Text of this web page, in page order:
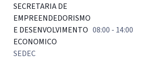
SECRETARIA DE
EMPREENDEDORISMO
E DESENVOLVIMENTO
ECONOMICO
SEDEC
08:00 - 14:00